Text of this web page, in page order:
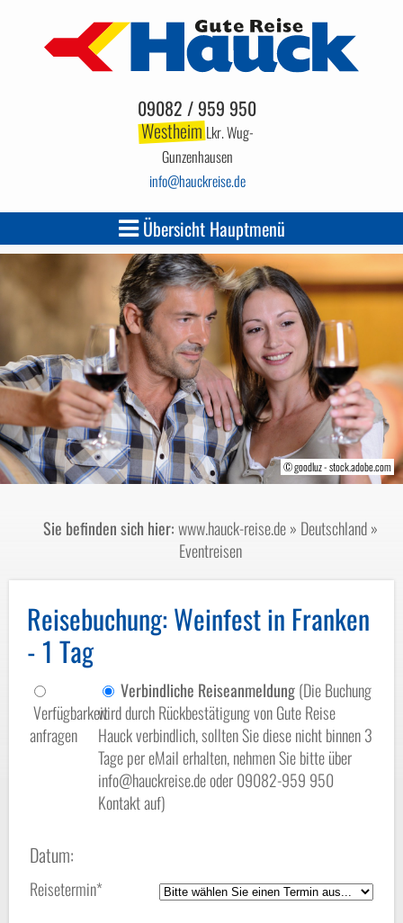
09082 / 959 950
WestheimLkr. Wug-
Gunzenhausen
info hauckreise.de
Übersicht Hauptmenü
© www.bayern.by
© JFL Photography - stock.adobe.com
© goodluz - stock.adobe.com
© Christian Jung - fotolia.com
Sie befinden sich hier:www.hauck-reise.de» Deutschland»
Eventreisen
Reisebuchung: Weinfest in Franken
- 1 Tag
Verfügbarkeit
anfragen
Verbindliche Reiseanmeldung(Die Buchung
wird durch Rückbestätigung von Gute Reise
Hauck verbindlich, sollten Sie diese nicht binnen 3
Tage per eMail erhalten, nehmen Sie bitte über
info@hauckreise.de oder 09082-959 950
Kontakt auf)
Datum:
Reisetermin*